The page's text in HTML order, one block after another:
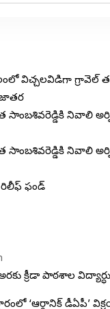
విచ్చలవిడిగా గ్రావెల్
సాంబశివరెడ్డికి నివాలి
సాంబశివరెడ్డికి నివాలి
రిలీఫ్ ఫండ్
క్రీడా పాఠశాల
‘ఆర్గానిక్ డీఏపీ’